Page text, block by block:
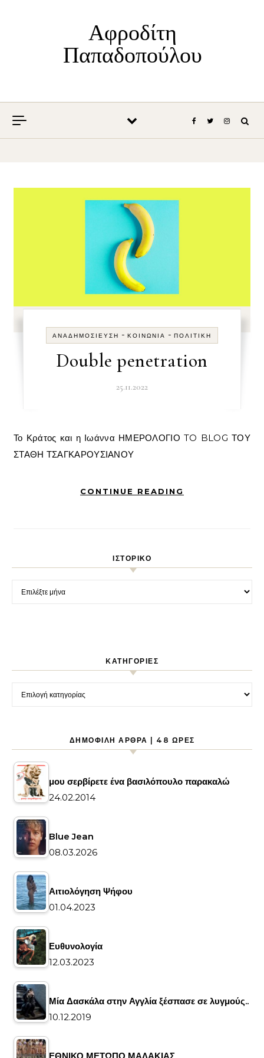
Αφροδίτη
Παπαδοπούλου
ΑΝΑΔΗΜΟΣΊΕΥΣΗ - ΚΟΙΝΩΝΊΑ - ΠΟΛΙΤΙΚΉ
Double penetration
25.11.2022
Το Κράτος και η Ιωάννα ΗΜΕΡΟΛΟΓΙΟ TO BLOG ΤΟΥ
ΣΤΑΘΗ ΤΣΑΓΚΑΡΟΥΣΙΑΝΟΥ
CONTINUE READING
ΙΣΤΟΡΙΚΌ
Ιστορικό
KΑΤΗΓΟΡΊΕΣ
Kατηγορίες
ΔΗΜΟΦΙΛΉ ΆΡΘΡΑ | 48 ΏΡΕΣ
μου σερβίρετε ένα βασιλόπουλο παρακαλώ
24.02.2014
Blue Jean
08.03.2026
Αιτιολόγηση Ψήφου
01.04.2023
Ευθυνολογία
12.03.2023
Μία Δασκάλα στην Αγγλία ξέσπασε σε λυγμούς..
10.12.2019